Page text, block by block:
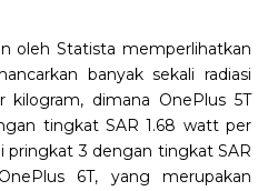
oleh Statista memperlihatkan
banyak sekali radiasi
kilogram, dimana OnePlus 5T
tingkat SAR 1.68 watt per
pringkat 3 dengan tingkat SAR
6T, yang merupakan